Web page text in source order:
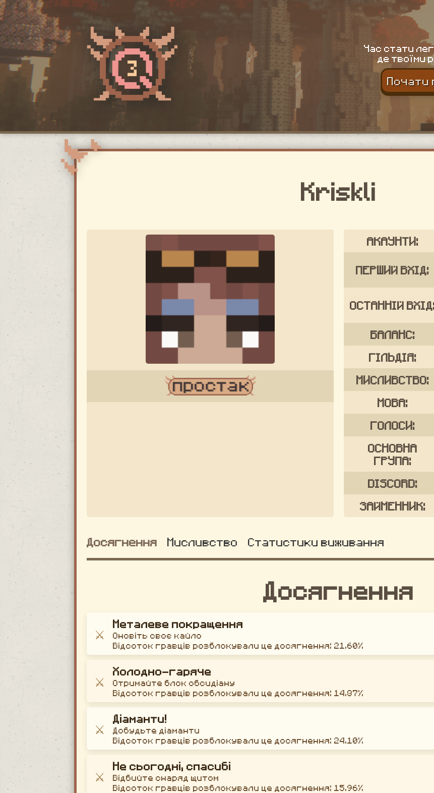
Час стати
де твоїми
Почати
Kriskli
АКАУНТИ:
ПЕРШИЙ ВХІД:
ОСТАННІЙ
БАЛАНС:
ГІЛЬДІЯ:
МИСЛИВСТВО:
МОВА:
ГОЛОСИ:
ОСНОВНА
ГРУПА:
DISCORD:
ЗАЙМЕННИК:
Досягнення Мисливство Статистики виживання
Досягнення
⚔️
Металеве покращення
Оновіть своє кайло
Відсоток гравців розблокували це досягнення: 21.60%
⚔️
Холодно-гаряче
Отримайте блок обсидіану
Відсоток гравців розблокували це досягнення: 14.87%
⚔️
Діаманти!
Добудьте діаманти
Відсоток гравців розблокували це досягнення: 24.10%
⚔️
Не сьогодні, спасибі
Відбийте снаряд щитом
Відсоток гравців розблокували це досягнення: 15.96%